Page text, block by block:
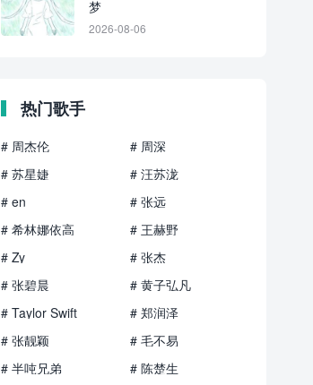
梦
2026-08-06
热门歌手
# 周杰伦
# 周深
# 苏星婕
# 汪苏泷
# en
# 张远
# 希林娜依高
# 王赫野
# Zy
# 张杰
# 张碧晨
# 黄子弘凡
# Taylor Swift
# 郑润泽
# 张靓颖
# 毛不易
# 半吨兄弟
# 陈楚生